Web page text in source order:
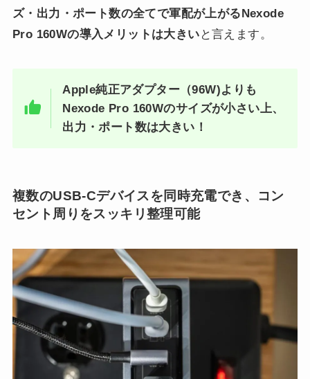
ズ・出力・ポート数の全てで軍配が上がるNexode
Pro 160Wの導入メリットは大きい と言えます。
Apple純正アダプター（96W)よりも
Nexode Pro 160Wのサイズが小さい上、
出力・ポート数は大きい！
複数のUSB-Cデバイスを同時充電でき、コン
セント周りをスッキリ整理可能